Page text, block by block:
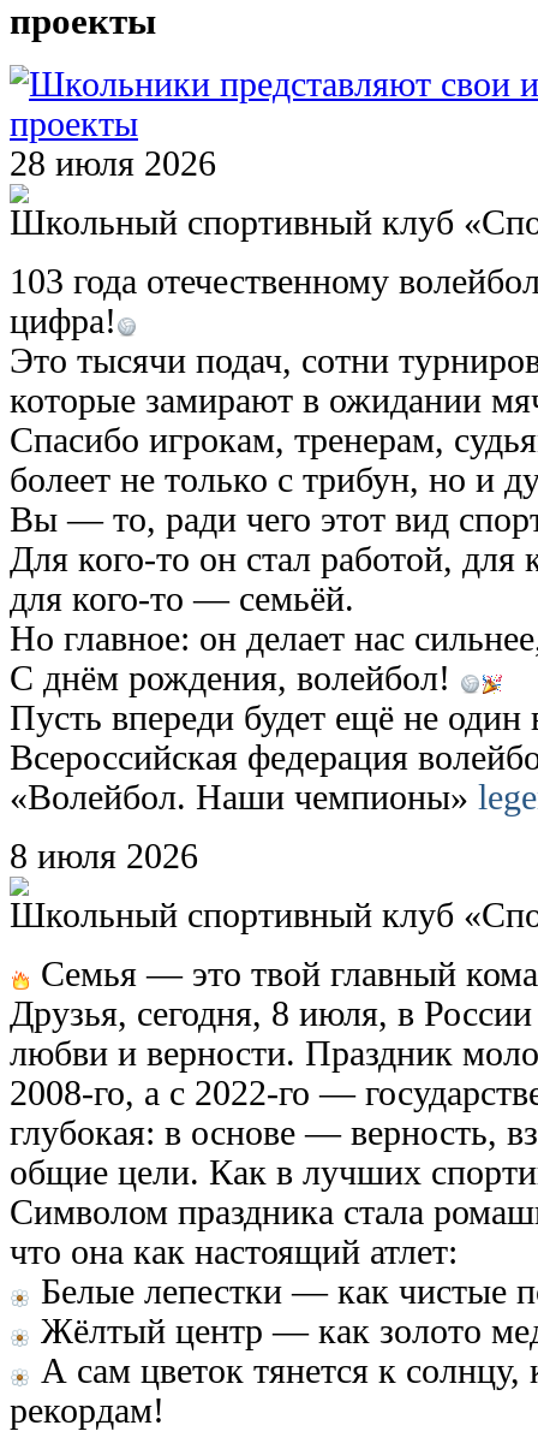
проекты
28 июля 2026
Школьный спортивный клуб
103 года отечественному
цифра!
Это тысячи подач, сотни
которые замирают в ожидании
Спасибо игрокам, тренерам,
болеет не только с трибун, но и
Вы — то, ради чего этот вид
Для кого-то он стал работой,
для кого-то — семьёй.
Но главное: он делает нас
С днём рождения, волейбол!
Пусть впереди будет ещё не один
Всероссийская федерация
«Волейбол. Наши чемпионы»
8 июля 2026
Школьный спортивный клуб
Семья — это твой главный
Друзья, сегодня, 8 июля, в
любви и верности. Праздник
2008-го, а с 2022-го —
глубокая: в основе — верность,
общие цели. Как в лучших
Символом праздника стала
что она как настоящий атлет:
Белые лепестки — как чистые
Жёлтый центр — как золото
А сам цветок тянется к
рекордам!